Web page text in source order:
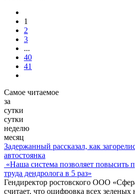
1
2
3
...
40
41
Самое читаемое
за
сутки
сутки
неделю
месяц
Задержанный рассказал, как
автостоянка
«Наша система позволяет повысить
труда дендролога в 5 раз»
Гендиректор ростовского ООО
считает, что оцифровка всех зеленых